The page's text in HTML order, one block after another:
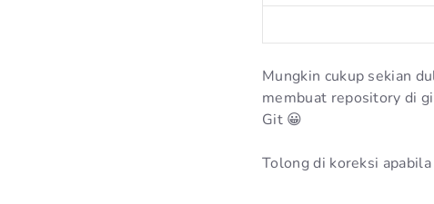
Mungkin cukup sekian
membuat repository di
Git 😀
Tolong di koreksi